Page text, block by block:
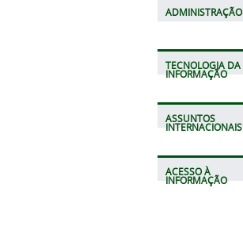
ADMINISTRAÇÃO
TECNOLOGIA DA
INFORMAÇÃO
ASSUNTOS
INTERNACIONAIS
ACESSO À
INFORMAÇÃO